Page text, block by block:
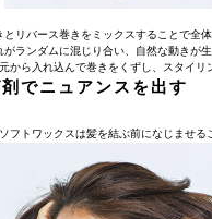
リバース巻きをミックスすることで全体
がランダムに混じり合い、自然な動きが生
から入れ込んで巻きをくずし、スタイリ
でニュアンスを出す
ソフトワックスは髪を結ぶ前になじませる